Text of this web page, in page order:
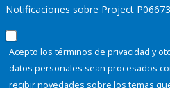
Notificaciones sobre Project
Acepto los términos de privacidad y
datos personales sean procesados
recibir novedades sobre los temas